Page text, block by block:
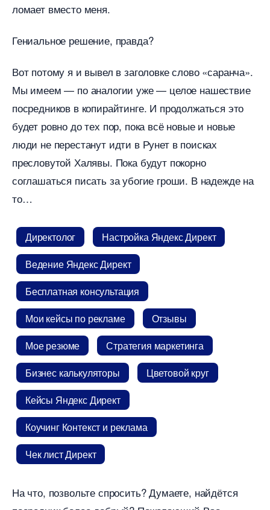
ломает вместо меня.
Гениальное решение, правда?
от потому я и вывел в заголовке слово «саранча».
Мы имеем — по аналогии уже — целое нашествие
посредников в копирайтинге. И продолжаться это
удет ровно до тех пор, пока всё новые и новые
люди не перестанут идти в Рунет в поисках
пресловутой Халявы. Пока будут покорно
соглашаться писать за убогие гроши. В надежде на
то
Директоло
Настройка Яндекс Директ
едение Яндекс Директ
Бесплатная консультация
Мои кейсы по рекламе
Отзывы
Мое резюме
Стратегия маркетинга
Бизнес калькуляторы
Цветовой кру
Кейсы Яндекс Директ
Коучинг Контекст и реклама
Чек лист Директ
На что, позвольте спросить? Думаете, найдётся